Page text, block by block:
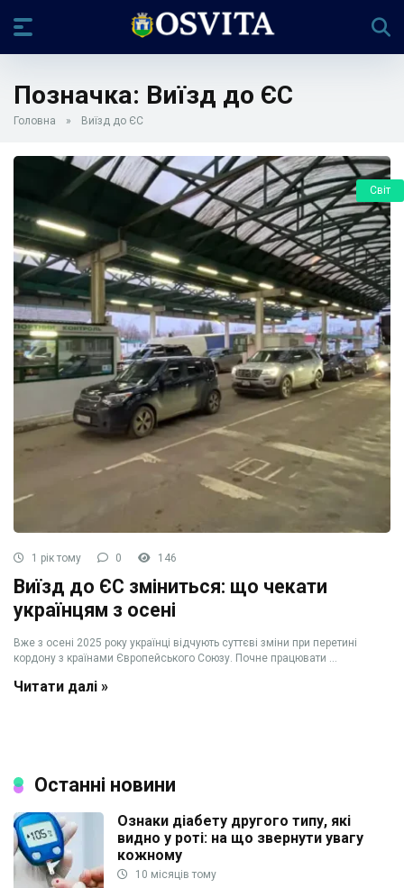
Позначка: Виїзд до ЄС
Головна » Виїзд до ЄС
Світ
1 рік тому 0 146
Виїзд до ЄС зміниться: що чекати
українцям з осені
Вже з осені 2025 року українці відчують суттєві зміни при перетині
кордону з країнами Європейського Союзу. Почне працювати ...
Читати далі »
Останні новини
Ознаки діабету другого типу, які
видно у роті: на що звернути увагу
кожному
10 місяців тому